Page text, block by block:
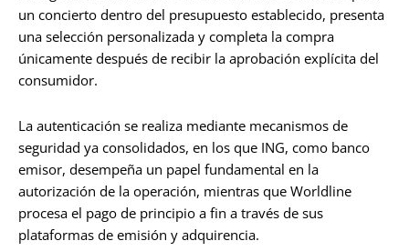
un concierto dentro del presupuesto establecido, presenta
una selección personalizada y completa la compra
únicamente después de recibir la aprobación explícita del
consumidor.
La autenticación se realiza mediante mecanismos de
seguridad ya consolidados, en los que ING, como banco
emisor, desempeña un papel fundamental en la
autorización de la operación, mientras que Worldline
procesa el pago de principio a fin a través de sus
plataformas de emisión y adquirencia.